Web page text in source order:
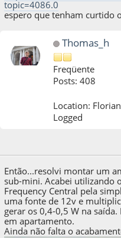
topic=4086.0
espero que tenham curtido
Thomas_h
Freqüente
Posts: 408
Location:
Logged
Então...resolvi montar um
sub-mini. Acabei utilizando
Frequency Central pela
uma fonte de 12v e
gerar os 0,4-0,5 W na
em apartamento.
Ainda não falta o